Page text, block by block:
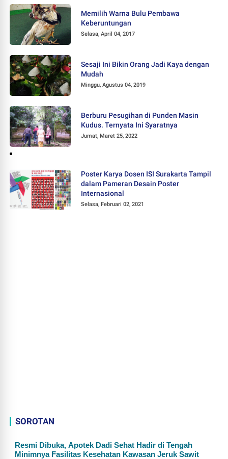
Memilih Warna Bulu Pembawa
Keberuntungan
Selasa, April 04, 2017
Sesaji Ini Bikin Orang Jadi Kaya dengan
Mudah
Minggu, Agustus 04, 2019
Berburu Pesugihan di Punden Masin
Kudus. Ternyata Ini Syaratnya
Jumat, Maret 25, 2022
Poster Karya Dosen ISI Surakarta Tampil
dalam Pameran Desain Poster
Internasional
Selasa, Februari 02, 2021
SOROTAN
Resmi Dibuka, Apotek Dadi Sehat Hadir di Tengah
Minimnya Fasilitas Kesehatan Kawasan Jeruk Sawit